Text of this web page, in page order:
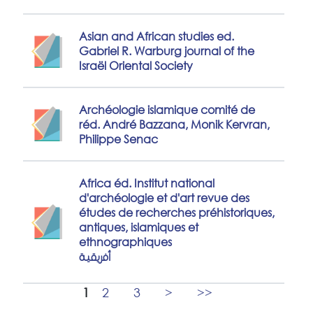
Asian and African studies ed.
Gabriel R. Warburg journal of the
Israël Oriental Society
Archéologie islamique comité de
réd. André Bazzana, Monik Kervran,
Philippe Senac
Africa éd. Institut national
d'archéologie et d'art revue des
études de recherches préhistoriques,
antiques, islamiques et
ethnographiques
أفريقية
1 2 3 > >>